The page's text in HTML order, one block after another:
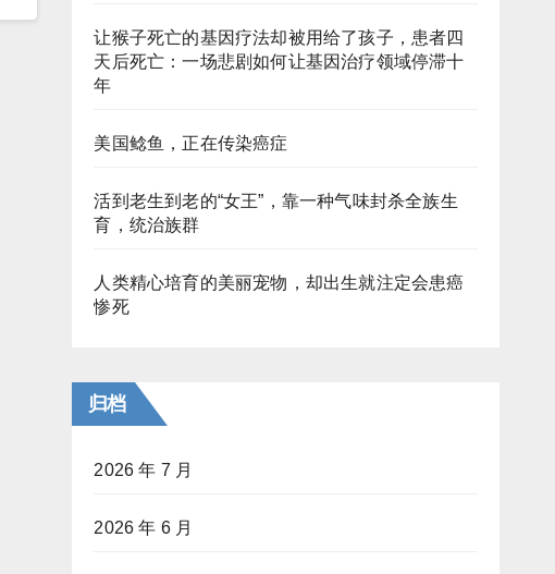
让猴子死亡的基因疗法却被用给了孩子，患者四
天后死亡：一场悲剧如何让基因治疗领域停滞十
年
美国鲶鱼，正在传染癌症
活到老生到老的“女王”，靠一种气味封杀全族生
育，统治族群
人类精心培育的美丽宠物，却出生就注定会患癌
惨死
归档
2026 年 7 月
2026 年 6 月